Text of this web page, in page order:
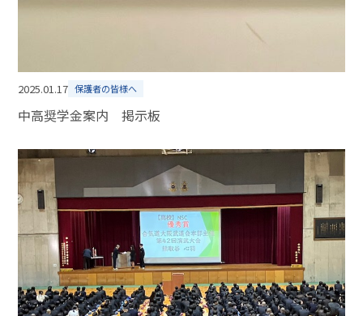
2025.01.17 保護者の皆様へ
中高奨学金案内 掲示板